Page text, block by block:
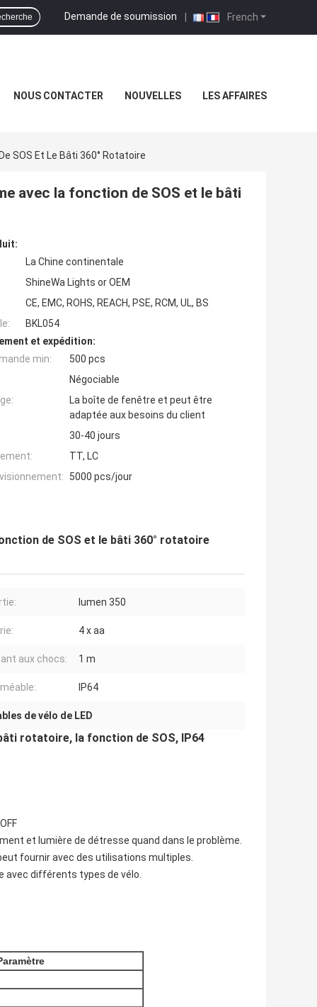
French
Demande de soumission |
NOUS CONTACTER NOUVELLES LES AFFAIRES
SOS Et Le Bâti 360° Rotatoire
avec la fonction de SOS et le bâti
La Chine continentale
ShineWa Lights or OEM
CE, EMC, ROHS, REACH, PSE, RCM, UL, BS
BKL054
et expédition:
min:
500 pcs
Négociable
La boîte de fenêtre et peut être
adaptée aux besoins du client
30-40 jours
TT, LC
5000 pcs/jour
de SOS et le bâti 360° rotatoire
lumen 350
4 x aa
aux chocs: 1 m
IP64
de vélo de LED
rotatoire, la fonction de SOS, IP64
et lumière de détresse quand dans le problème.
fournir avec des utilisations multiples.
avec différents types de vélo.